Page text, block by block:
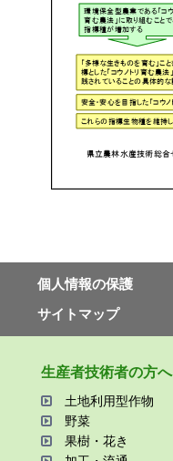
個⼈情報の保護
サイトマップ
⽣産者技術者の⽅へ
⼟地利⽤型作物
野菜
果樹・花き